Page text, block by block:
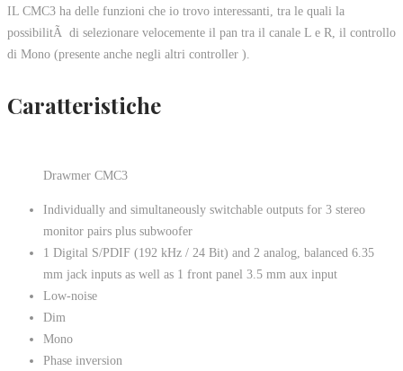
IL CMC3 ha delle funzioni che io trovo interessanti, tra le quali la
possibilitÃ di selezionare velocemente il pan tra il canale L e R, il controllo
di Mono (presente anche negli altri controller ).
Caratteristiche
Drawmer CMC3
Individually and simultaneously switchable outputs for 3 stereo
monitor pairs plus subwoofer
1 Digital S/PDIF (192 kHz / 24 Bit) and 2 analog, balanced 6.35
mm jack inputs as well as 1 front panel 3.5 mm aux input
Low-noise
Dim
Mono
Phase inversion